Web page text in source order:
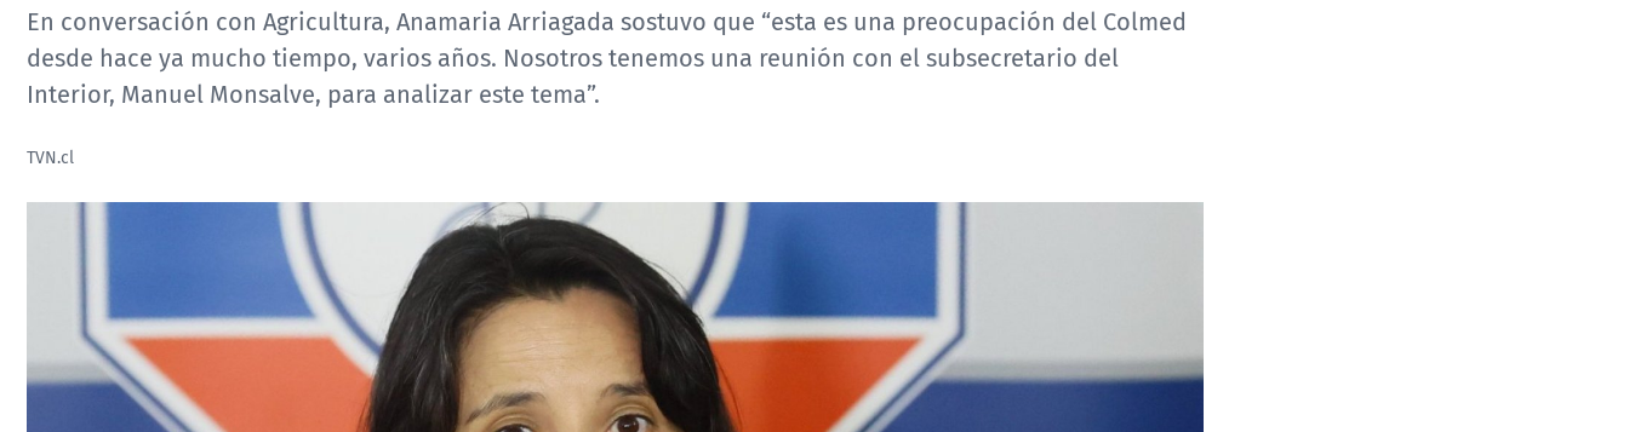
En conversación con Agricultura, Anamaria Arriagada sostuvo que “esta es una preocupación del Colmed
desde hace ya mucho tiempo, varios años. Nosotros tenemos una reunión con el subsecretario del
Interior, Manuel Monsalve, para analizar este tema”.
TVN.cl